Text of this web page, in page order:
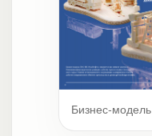
Бизнес-модель